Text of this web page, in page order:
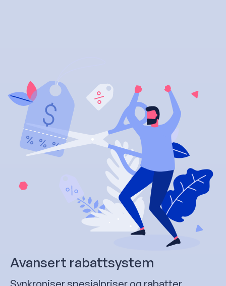
Avansert rabattsystem